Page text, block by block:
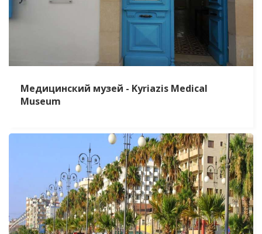
Медицинский музей - Kyriazis Medical
Museum